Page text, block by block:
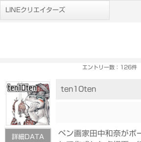
LINEクリエイターズ
エントリー数：126件
詳細DATA
ten10ten
ペン画家田中和奈がボ